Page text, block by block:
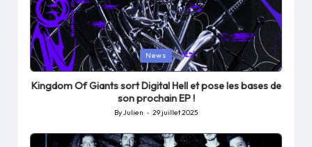
Posted
in
News
Kingdom Of Giants sort Digital Hell et pose les bases de
son prochain EP !
Posted
ByJulien 29 juillet 2025